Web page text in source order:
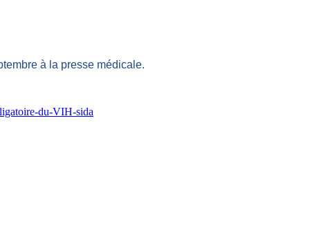
à la presse médicale.
du-VIH-sida